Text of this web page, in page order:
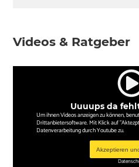
Videos & Ratgeber
Uuuups da
Um ihnen Videos anzeigen zu können,
Drittanbietersoftware. Mit Klick auf
Datenverarbeitung durch Youtube zu.
Akzeptieren